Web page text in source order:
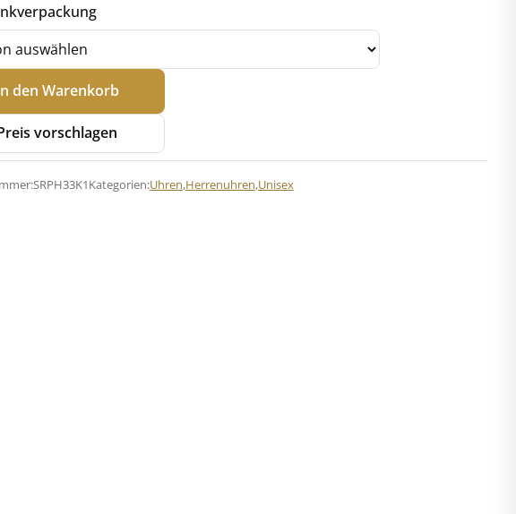
den Warenkorb
vorschlagen
SRPH33K1Kategorien:Uhren,Herrenuhren,Unisex